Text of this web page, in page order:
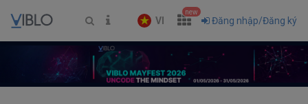
VI
new
Đăng nhập/Đăng ký